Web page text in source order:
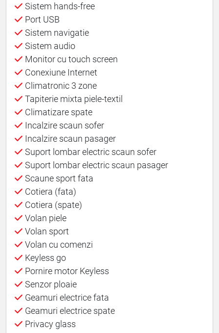
Sistem hands-free
Port USB
Sistem navigatie
Sistem audio
Monitor cu touch screen
Conexiune Internet
Climatronic 3 zone
Tapiterie mixta piele-textil
Climatizare spate
Incalzire scaun sofer
Incalzire scaun pasager
Suport lombar electric scaun sofer
Suport lombar electric scaun pasager
Scaune sport fata
Cotiera (fata)
Cotiera (spate)
Volan piele
Volan sport
Volan cu comenzi
Keyless go
Pornire motor Keyless
Senzor ploaie
Geamuri electrice fata
Geamuri electrice spate
Privacy glass